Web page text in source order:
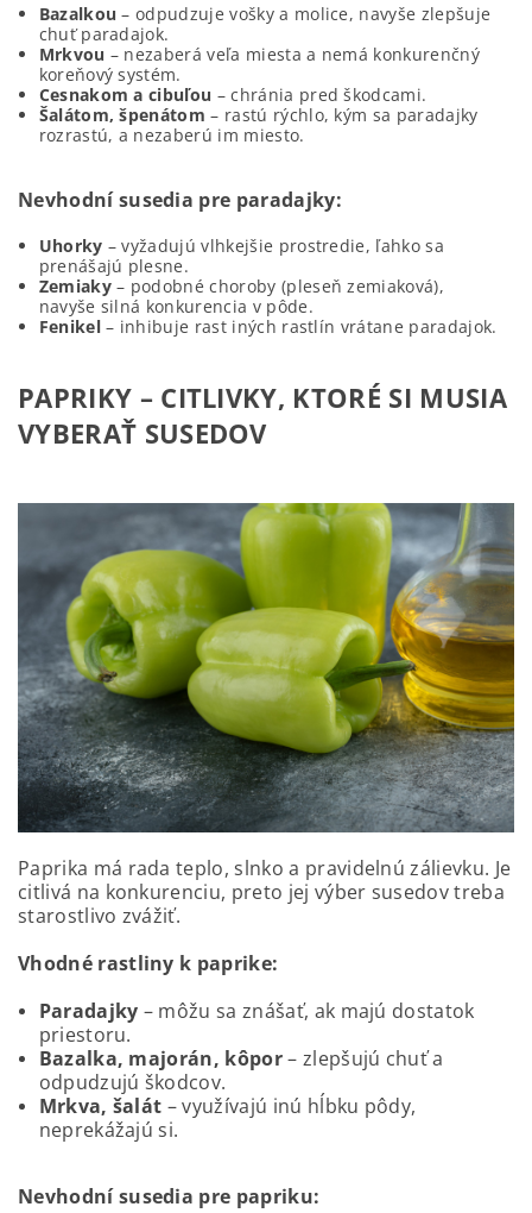
Bazalkou – odpudzuje vošky a molice, navyše zlepšuje
chuť paradajok.
Mrkvou – nezaberá veľa miesta a nemá konkurenčný
koreňový systém.
Cesnakom a cibuľou – chránia pred škodcami.
Šalátom, špenátom – rastú rýchlo, kým sa paradajky
rozrastú, a nezaberú im miesto.
Nevhodní susedia pre paradajky:
Uhorky – vyžadujú vlhkejšie prostredie, ľahko sa
prenášajú plesne.
Zemiaky– podobné choroby (pleseň zemiaková),
navyše silná konkurencia v pôde.
Fenikel– inhibuje rast iných rastlín vrátane paradajok.
PAPRIKY – CITLIVKY, KTORÉ SI MUSIA
VYBERAŤ SUSEDOV
Paprika má rada teplo, slnko a pravidelnú zálievku. Je
citlivá na konkurenciu, preto jej výber susedov treba
starostlivo zvážiť.
Vhodné rastliny k paprike:
Paradajky – môžu sa znášať, ak majú dostatok
priestoru.
Bazalka, majorán, kôpor– zlepšujú chuť a
odpudzujú škodcov.
Mrkva, šalát – využívajú inú hĺbku pôdy,
neprekážajú si.
Nevhodní susedia pre papriku: